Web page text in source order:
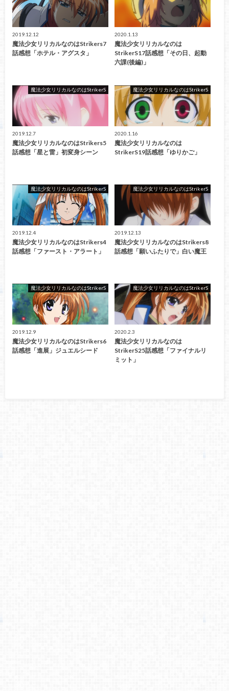
2019.12.12
魔法少女リリカルなのはStrikers7
話感想「ホテル・アグスタ」
2020.1.13
魔法少女リリカルなのは
StrikerS17話感想「その日、起動
六課(後編)」
魔法少女リリカルなのはStrikerS
2019.12.7
魔法少女リリカルなのはStrikers5
話感想「星と雷」初変身シーン
魔法少女リリカルなのはStrikerS
2020.1.16
魔法少女リリカルなのは
StrikerS19話感想「ゆりかご」
魔法少女リリカルなのはStrikerS
2019.12.4
魔法少女リリカルなのはStrikers4
話感想「ファースト・アラート」
魔法少女リリカルなのはStrikerS
2019.12.13
魔法少女リリカルなのはStrikers8
話感想「願いふたりで」白い魔王
魔法少女リリカルなのはStrikerS
2019.12.9
魔法少女リリカルなのはStrikers6
話感想「進展」ジュエルシード
魔法少女リリカルなのはStrikerS
2020.2.3
魔法少女リリカルなのは
StrikerS25話感想「ファイナルリ
ミット」